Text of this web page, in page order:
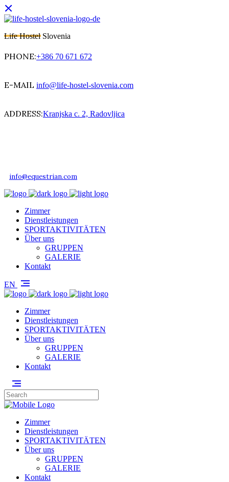
Life Hostel Slovenia
PHONE:+386 70 671 672
E-MAIL info@life-hostel-slovenia.com
ADDRESS:Kranjska c. 2, Radovljica
info@equestrian.com
Zimmer
Dienstleistungen
SPORTAKTIVITÄTEN
Über uns
GRUPPEN
GALERIE
Kontakt
EN
Zimmer
Dienstleistungen
SPORTAKTIVITÄTEN
Über uns
GRUPPEN
GALERIE
Kontakt
Zimmer
Dienstleistungen
SPORTAKTIVITÄTEN
Über uns
GRUPPEN
GALERIE
Kontakt